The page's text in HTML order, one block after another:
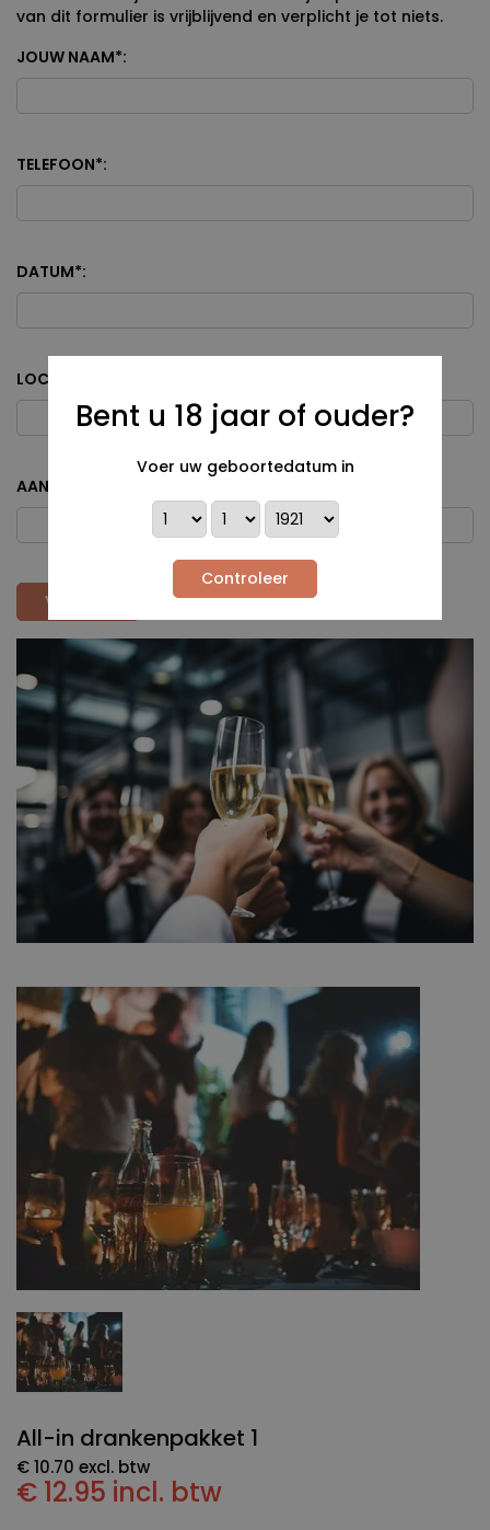
Bent u 18 jaar of ouder?
Voer uw geboortedatum in
Controleer
van dit formulier is vrijblijvend en verplicht je tot niets.
JOUW NAAM*:
TELEFOON*:
DATUM*:
LOCATIE
AANTAL GASTEN
VERZEND
All-in drankenpakket 1
€ 10.70 excl. btw
€ 12.95 incl. btw